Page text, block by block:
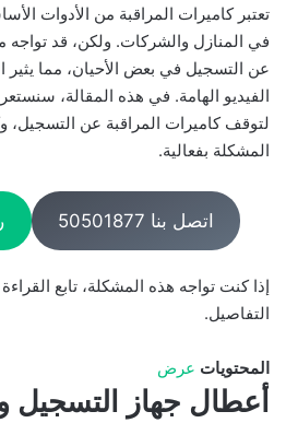
تعتبر كاميرات المراقبة من الأدوات
في المنازل والشركات. ولكن، قد
عن التسجيل في بعض الأحيان، مما
الفيديو الهامة. في هذه المقالة،
لتوقف كاميرات المراقبة عن التسجيل،
المشكلة بفعالية.
اتصل بنا 50501877
إذا كنت تواجه هذه المشكلة، تابع
التفاصيل.
المحتويات عرض
أعطال جهاز التسجيل